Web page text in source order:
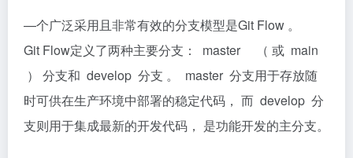
—个广泛采用且非常有效的分支模型是Git Flow 。
Git Flow定义了两种主要分支： master （ 或 main
） 分支和 develop 分支 。 master 分支用于存放随
时可供在生产环境中部署的稳定代码， 而 develop 分
支则用于集成最新的开发代码， 是功能开发的主分支。